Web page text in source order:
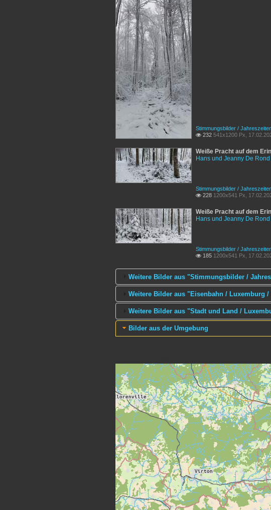
Stimmungsbilder /
 232 541x1200 Px,
Weiße Pracht auf dem
Hans und Jeanny De Rond
Stimmungsbilder /
 228 1200x541 Px,
Weiße Pracht auf dem
Hans und Jeanny De Rond
Stimmungsbilder /
 185 1200x541 Px,
Weitere Bilder aus "Stimmungsbilder /
Weitere Bilder aus "Eisenbahn / Luxemburg
Weitere Bilder aus "Stadt und Land /
Bilder aus der Umgebung